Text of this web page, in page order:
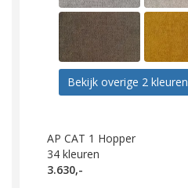
Bekijk overige 2 kleuren
AP CAT 1 Hopper
34 kleuren
3.630,-